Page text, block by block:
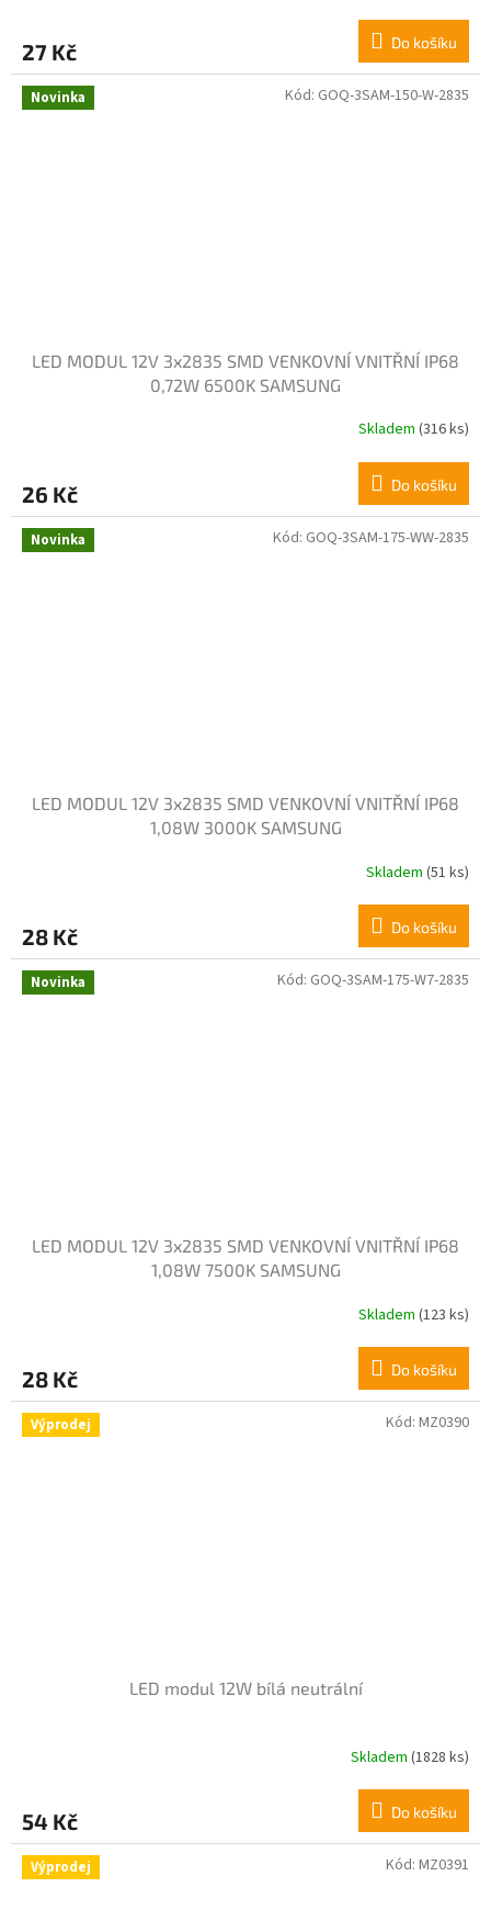
27 Kč Do košíku
Novinka
LED MODUL 12V 3x2835 SMD VENKOVNÍ VNITŘNÍ IP68
0,72W 6500K SAMSUNG
Skladem (316 ks)
26 Kč Do košíku
Kód: GOQ-3SAM-150-W-2835
Novinka
LED MODUL 12V 3x2835 SMD VENKOVNÍ VNITŘNÍ IP68
1,08W 3000K SAMSUNG
Skladem (51 ks)
28 Kč Do košíku
Kód: GOQ-3SAM-175-WW-2835
Novinka
LED MODUL 12V 3x2835 SMD VENKOVNÍ VNITŘNÍ IP68
1,08W 7500K SAMSUNG
Skladem (123 ks)
28 Kč Do košíku
Kód: GOQ-3SAM-175-W7-2835
Výprodej
LED modul 12W bílá neutrální
je
4,5
5
Skladem(1828 ks)
54 Kč Do košíku
Kód: MZ0390
Výprodej Kód: MZ0391